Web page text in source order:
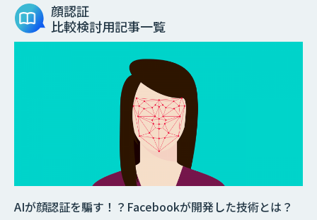
顔認証
比較検討用記事一覧
AIが顔認証を騙す！？Facebookが開発した技術とは？